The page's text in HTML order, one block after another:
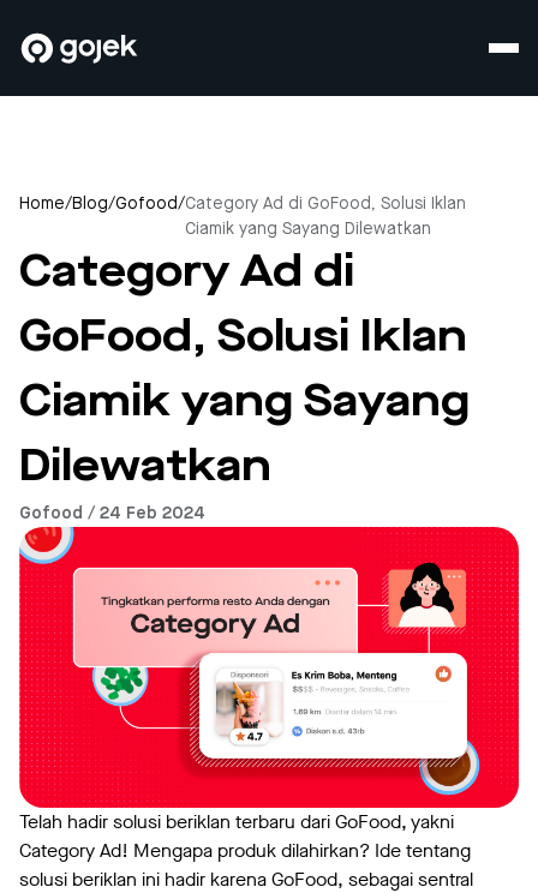
Home/Blog/Gofood/Category Ad di GoFood, Solusi Iklan
Ciamik yang Sayang Dilewatkan
Category Ad di
GoFood, Solusi Iklan
Ciamik yang Sayang
Dilewatkan
Gofood / 24 Feb 2024
Telah hadir solusi beriklan terbaru dari GoFood, yakni
Category Ad! Mengapa produk dilahirkan? Ide tentang
solusi beriklan ini hadir karena GoFood, sebagai sentral